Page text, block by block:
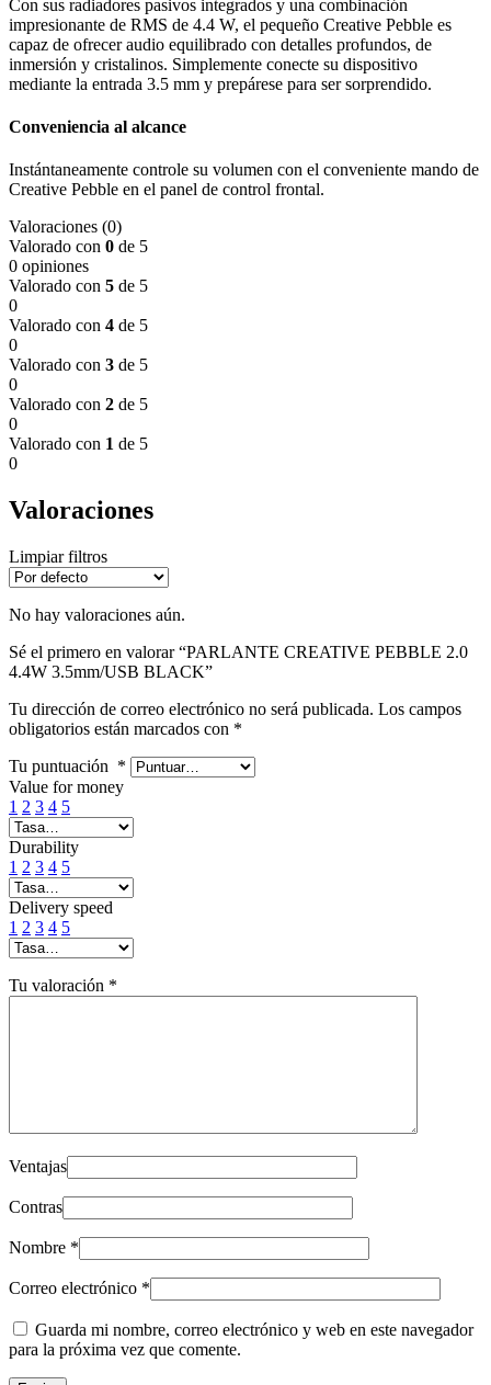
Con sus radiadores pasivos integrados y una combinación
impresionante de RMS de 4.4 W, el pequeño Creative Pebble es
capaz de ofrecer audio equilibrado con detalles profundos, de
inmersión y cristalinos. Simplemente conecte su dispositivo
mediante la entrada 3.5 mm y prepárese para ser sorprendido.
Conveniencia al alcance
Instántaneamente controle su volumen con el conveniente mando de
Creative Pebble en el panel de control frontal.
Valoraciones (0)
Valorado con 0 de 5
0 opiniones
Valorado con 5 de 5
0
Valorado con 4 de 5
0
Valorado con 3 de 5
0
Valorado con 2 de 5
0
Valorado con 1 de 5
0
Valoraciones
Limpiar filtros
No hay valoraciones aún.
Sé el primero en valorar “PARLANTE CREATIVE PEBBLE 2.0
4.4W 3.5mm/USB BLACK”
Tu dirección de correo electrónico no será publicada. Los campos
obligatorios están marcados con *
Tu puntuación *
Value for money
1 2 3 4 5
Durability
1 2 3 4 5
Delivery speed
1 2 3 4 5
Tu valoración *
Ventajas
Contras
Nombre *
Correo electrónico *
Guarda mi nombre, correo electrónico y web en este navegador
para la próxima vez que comente.